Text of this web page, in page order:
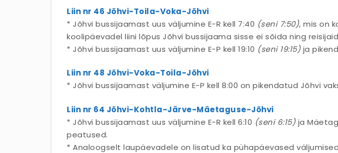
Liin nr 46 Jõhvi-Toila-Voka-Jõhvi
* Jõhvi bussijaamast uus väljumine E-R kell 7:40 (seni 7:50), mis on
koolipäevadel liini lõpus Jõhvi bussijaama sisse ei sõida ning
* Jõhvi bussijaamast uus väljumine E-P kell 19:10 (seni 19:15) ja
Liin nr 48 Jõhvi-Voka-Toila-Jõhvi
* Jõhvi bussijaamast väljumine E-P kell 8:00 on pikendatud Jõhvi
Liin nr 64 Jõhvi-Kohtla-Järve-Mäetaguse-Jõhvi
* Jõhvi bussijaamast uus väljumine E-R kell 6:10 (seni 6:15) ja
peatused.
* Analoogselt laupäevadele on lisatud ka pühapäevased